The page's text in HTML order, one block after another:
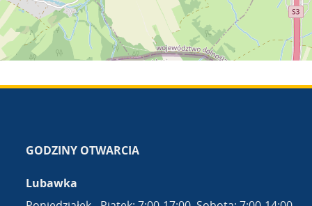
GODZINY OTWARCIA
Lubawka